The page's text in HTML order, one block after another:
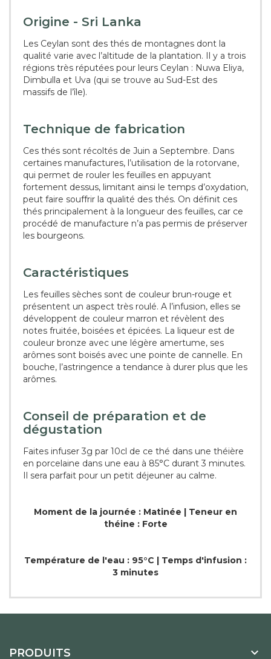
Origine - Sri Lanka
Les Ceylan sont des thés de montagnes dont la
qualité varie avec l’altitude de la plantation. Il y a trois
régions très réputées pour leurs Ceylan : Nuwa Eliya,
Dimbulla et Uva (qui se trouve au Sud-Est des
massifs de l’île).
Technique de fabrication
Ces thés sont récoltés de Juin a Septembre. Dans
certaines manufactures, l’utilisation de la rotorvane,
qui permet de rouler les feuilles en appuyant
fortement dessus, limitant ainsi le temps d’oxydation,
peut faire souffrir la qualité des thés. On définit ces
thés principalement à la longueur des feuilles, car ce
procédé de manufacture n’a pas permis de préserver
les bourgeons.
Caractéristiques
Les feuilles sèches sont de couleur brun-rouge et
présentent un aspect très roulé. A l’infusion, elles se
développent de couleur marron et révèlent des
notes fruitée, boisées et épicées. La liqueur est de
couleur bronze avec une légère amertume, ses
arômes sont boisés avec une pointe de cannelle. En
bouche, l’astringence a tendance à durer plus que les
arômes.
Conseil de préparation et de
dégustation
Faites infuser 3g par 10cl de ce thé dans une théière
en porcelaine dans une eau à 85°C durant 3 minutes.
Il sera parfait pour un petit déjeuner au calme.
Moment de la journée : Matinée | Teneur en
théine : Forte
Température de l'eau : 95°C | Temps d'infusion :
3 minutes
PRODUITS 